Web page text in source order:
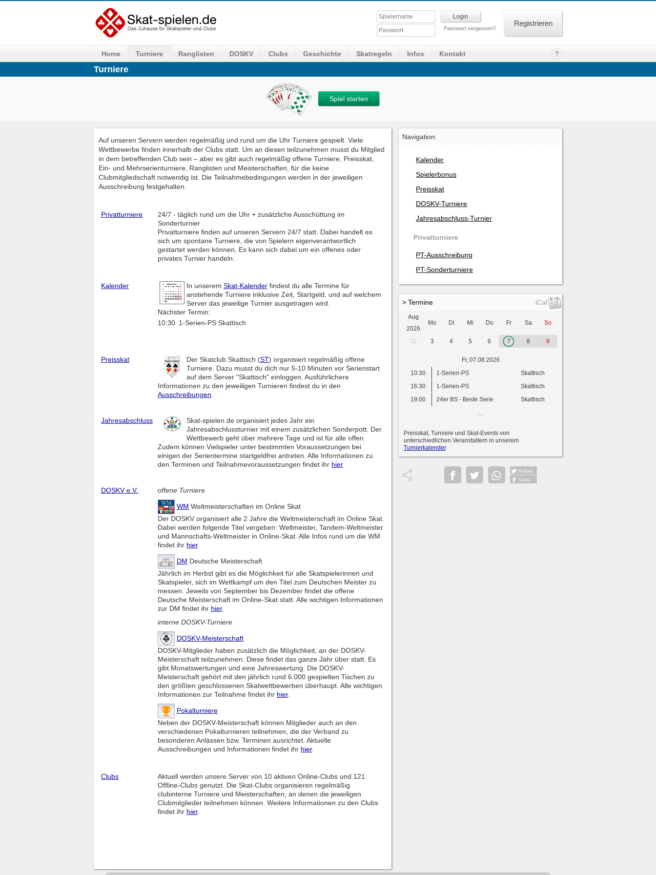
Passwort vergessen?
Registrieren
Home Turniere Ranglisten DOSKV Clubs Geschichte Skatregeln Infos Kontakt
Turniere
Spiel starten
Auf unseren Servern werden regelmäßig und rund um die Uhr Turniere gespielt. Viele
Wettbewerbe finden innerhalb der Clubs statt. Um an diesen teilzunehmen musst du Mitglied
in dem betreffenden Club sein – aber es gibt auch regelmäßig offene Turniere, Preisskat,
Ein- und Mehrserienturniere, Ranglisten und Meisterschaften, für die keine
Clubmitgliedschaft notwendig ist. Die Teilnahmebedingungen werden in der jeweiligen
Ausschreibung festgehalten.
Privatturniere
24/7 - täglich rund um die Uhr + zusätzliche Ausschüttung im
Sonderturnier
Privatturniere finden auf unseren Servern 24/7 statt. Dabei handelt es
sich um spontane Turniere, die von Spielern eigenverantwortlich
gestartet werden können. Es kann sich dabei um ein offenes oder
privates Turnier handeln.
Kalender In unserem Skat-Kalender findest du alle Termine für
anstehende Turniere inklusive Zeit, Startgeld, und auf welchem
Server das jeweilige Turnier ausgetragen wird.
Nächster Termin:
10:30 1-Serien-PS Skattisch
Preisskat Der Skatclub Skattisch (ST) organisiert regelmäßig offene
Turniere. Dazu musst du dich nur 5-10 Minuten vor Serienstart
auf dem Server "Skattisch" einloggen. Ausführlichere
Informationen zu den jeweiligen Turnieren findest du in den
Ausschreibungen
Jahresabschluss
Skat-spielen.de organisiert jedes Jahr ein
Jahresabschlussturnier mit einem zusätzlichen Sonderpott. Der
Wettbewerb geht über mehrere Tage und ist für alle offen.
Zudem können Vielspieler unter bestimmten Voraussetzungen bei
einigen der Serientermine startgeldfrei antreten. Alle Informationen zu
den Terminen und Teilnahmevoraussetzungen findet ihr hier.
DOSKV e.V. offene Turniere
WM Weltmeisterschaften im Online Skat
Der DOSKV organisiert alle 2 Jahre die Weltmeisterschaft im Online Skat.
Dabei werden folgende Titel vergeben: Weltmeister, Tandem-Weltmeister
und Mannschafts-Weltmeister in Online-Skat. Alle Infos rund um die WM
findet ihr hier.
DM Deutsche Meisterschaft
Jährlich im Herbst gibt es die Möglichkeit für alle Skatspielerinnen und
Skatspieler, sich im Wettkampf um den Titel zum Deutschen Meister zu
messen. Jeweils von September bis Dezember findet die offene
Deutsche Meisterschaft im Online-Skat statt. Alle wichtigen Informationen
zur DM findet ihr hier.
interne DOSKV-Turniere
DOSKV-Meisterschaft
DOSKV-Mitglieder haben zusätzlich die Möglichkeit, an der DOSKV-
Meisterschaft teilzunehmen. Diese findet das ganze Jahr über statt. Es
gibt Monatswertungen und eine Jahreswertung. Die DOSKV-
Meisterschaft gehört mit den jährlich rund 6.000 gespielten Tischen zu
den größten geschlossenen Skatwettbewerben überhaupt. Alle wichtigen
Informationen zur Teilnahme findet ihr hier.
Pokalturniere
Neben der DOSKV-Meisterschaft können Mitglieder auch an den
verschiedenen Pokalturnieren teilnehmen, die der Verband zu
besonderen Anlässen bzw. Terminen ausrichtet. Aktuelle
Ausschreibungen und Informationen findet ihr hier.
Clubs
Aktuell werden unsere Server von 10 aktiven Online-Clubs und 121
Offline-Clubs genutzt. Die Skat-Clubs organisieren regelmäßig
clubinterne Turniere und Meisterschaften, an denen die jeweiligen
Clubmitglieder teilnehmen können. Weitere Informationen zu den Clubs
findet ihr hier.
Navigation:
Kalender
Spielerbonus
Preisskat
DOSKV-Turniere
Jahresabschluss-Turnier
Privatturniere
PT-Ausschreibung
PT-Sonderturniere
> Termine iCal
Aug
2026
Mo Di Mi Do Fr Sa So
32 3 4 5 6 7 8 9
Fr, 07.08.2026
10:30
1-Serien-PS
Skattisch
16:30
1-Serien-PS
Skattisch
19:00
24er BS - Beste Serie Skattisch
Preisskat, Turniere und Skat-Events von
unterschiedlichen Veranstaltern in unserem
Turnierkalender.
Follow
Seite